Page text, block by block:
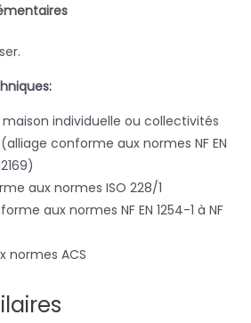
individuelle ou collectivités
conforme aux normes NF EN
aux normes ISO 228/1
aux normes NF EN 1254-1 à NF
normes ACS